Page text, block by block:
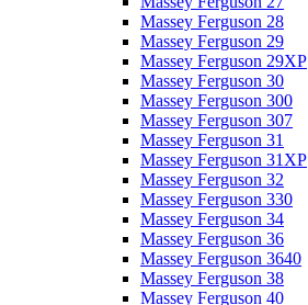
Massey Ferguson 28
Massey Ferguson 29
Massey Ferguson 29XP
Massey Ferguson 30
Massey Ferguson 300
Massey Ferguson 307
Massey Ferguson 31
Massey Ferguson 31XP
Massey Ferguson 32
Massey Ferguson 330
Massey Ferguson 34
Massey Ferguson 36
Massey Ferguson 3640
Massey Ferguson 38
Massey Ferguson 40